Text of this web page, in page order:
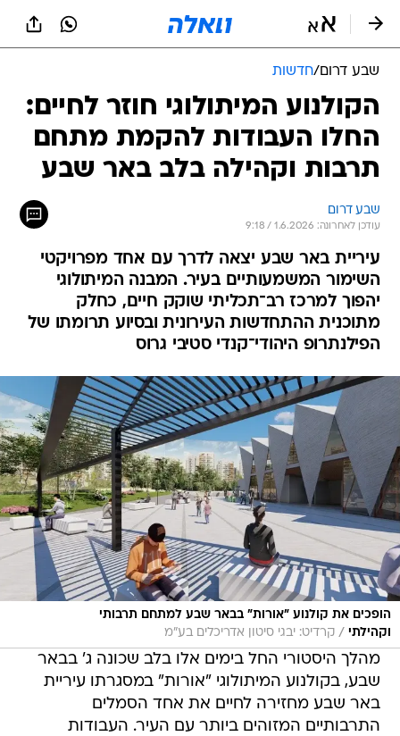
שבע דרום/חדשות
הקולנוע המיתולוגי חוזר לחיים:
החלו העבודות להקמת מתחם
תרבות וקהילה בלב באר שבע
שבע דרום
עודכן לאחרונה: 1.6.2026 / 9:18
עיריית באר שבע יצאה לדרך עם אחד מפרויקטי
השימור המשמעותיים בעיר. המבנה המיתולוגי
יהפוך למרכז רב־תכליתי שוקק חיים, כחלק
מתוכנית ההתחדשות העירונית ובסיוע תרומתו של
הפילנתרופ היהודי־קנדי סטיבי גרוס
הופכים את קולנוע "אורות" בבאר שבע למתחם תרבותי
וקהילתי / קרדיט: יבגי סיטון אדריכלים בע"מ
מהלך היסטורי החל בימים אלו בלב שכונה ג' בבאר
שבע, בקולנוע המיתולוגי "אורות" במסגרתו עיריית
באר שבע מחזירה לחיים את אחד הסמלים
התרבותיים המזוהים ביותר עם העיר. העבודות